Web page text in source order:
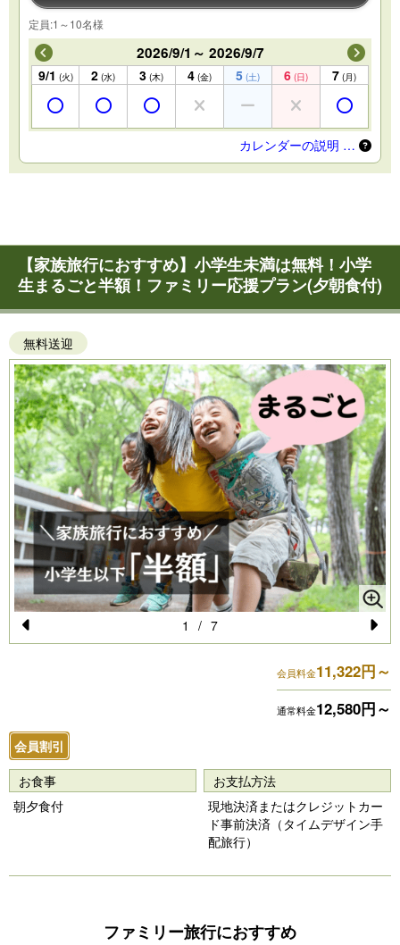
定員:1～10名様
2026/9/1～ 2026/9/7
9/1 (火) 2 (水) 3 (木) 4 (金) 5 (土) 6 (日) 7 (月)
カレンダーの説明 …
【家族旅行におすすめ】小学生未満は無料！小学
生まるごと半額！ファミリー応援プラン(夕朝食付)
無料送迎
Pr
o
u
s
N
e
xt
1 / 7
会員料金11,322円～
通常料金12,580円～
会員割引
お食事
朝夕食付
お支払方法
現地決済またはクレジットカー
ド事前決済（タイムデザイン手
配旅行）
ファミリー旅行におすすめ